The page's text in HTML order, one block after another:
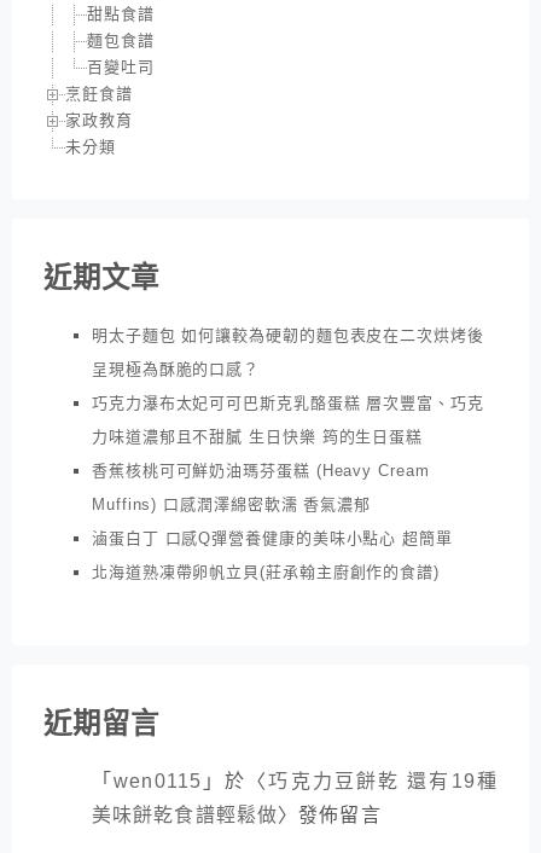
甜點食譜
麵包食譜
百變吐司
烹飪食譜
家政教育
未分類
近期文章
明太子麵包 如何讓較為硬韌的麵包表皮在二次烘烤後
呈現極為酥脆的口感？
巧克力瀑布太妃可可巴斯克乳酪蛋糕 層次豐富、巧克
力味道濃郁且不甜膩 生日快樂 筠的生日蛋糕
香蕉核桃可可鮮奶油瑪芬蛋糕 (Heavy Cream
Muffins) 口感潤澤綿密軟濡 香氣濃郁
滷蛋白丁 口感Q彈營養健康的美味小點心 超簡單
北海道熟凍帶卵帆立貝(莊承翰主廚創作的食譜)
近期留言
「wen0115 」於〈巧克力豆餅乾 還有19種
美味餅乾食譜輕鬆做〉發佈留言